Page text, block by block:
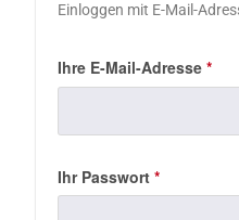
Einloggen mit E-Mail-
Ihre E-Mail-Adresse *
Ihr Passwort *